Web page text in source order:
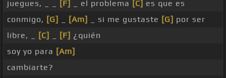
juegues, _ _ [F] _ el problema [C] es que es
conmigo, [G] [Am] _ si me gustaste [G] por ser
libre, _
[C] [F] ¿quién
soy yo para [Am]
cambiarte?